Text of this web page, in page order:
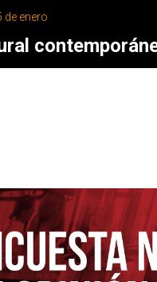
de enero